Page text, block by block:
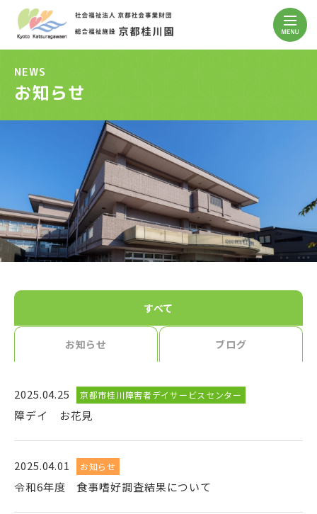
NEWS
お知らせ
すべて
お知らせ ブログ
2025.04.25 京都市桂川障害者デイサービスセンター
障デイ お花見
2025.04.01 お知らせ
令和6年度 食事嗜好調査結果について